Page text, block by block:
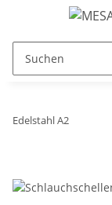
Edelstahl A2